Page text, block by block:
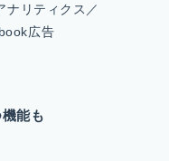
ナリティクス／
広告
能も